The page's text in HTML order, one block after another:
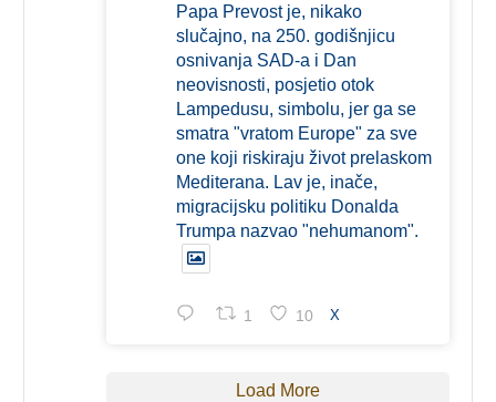
Papa Prevost je, nikako
slučajno, na 250. godišnjicu
osnivanja SAD-a i Dan
neovisnosti, posjetio otok
Lampedusu, simbolu, jer ga se
smatra "vratom Europe" za sve
one koji riskiraju život prelaskom
Mediterana. Lav je, inače,
migracijsku politiku Donalda
Trumpa nazvao "nehumanom".
1 10 X
Load More